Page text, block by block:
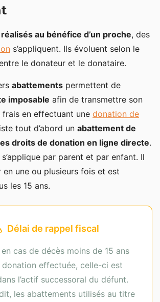
au bénéfice d’un proche, des
s’appliquent. Ils évoluent selon le
le donateur et le donataire.
abattements permettent de
imposable afin de transmettre son
frais en effectuant une donation de
tout d’abord un abattement de
droits de donation en ligne directe.
par parent et par enfant. Il
en une ou plusieurs fois et est
les 15 ans.
Délai de rappel fiscal
cas de décès moins de 15 ans
donation effectuée, celle-ci est
l’actif successoral du défunt.
les abattements utilisés au titre